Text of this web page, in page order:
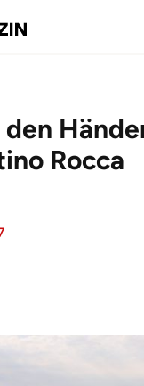
den
Rocca